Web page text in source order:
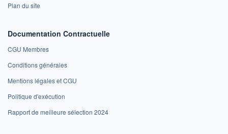
Plan du site
Documentation Contractuelle
CGU Membres
Conditions générales
Mentions légales et CGU
Politique d'exécution
Rapport de meilleure sélection 2024